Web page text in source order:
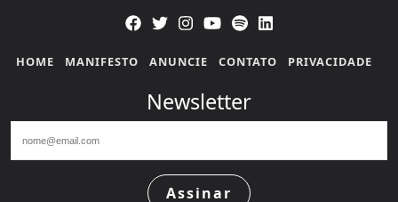
HOME MANIFESTO ANUNCIE CONTATO PRIVACIDADE
Newsletter